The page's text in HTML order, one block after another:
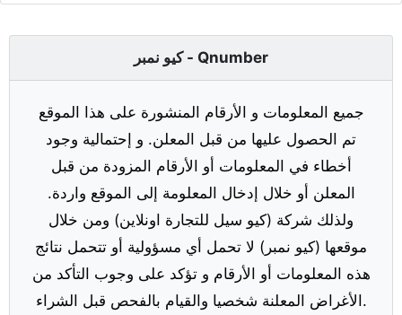
كيو نمبر - Qnumber
جميع المعلومات و الأرقام المنشورة على هذا الموقع
تم الحصول عليها من قبل المعلن. و إحتمالية وجود
أخطاء في المعلومات أو الأرقام المزودة من قبل
المعلن أو خلال إدخال المعلومة إلى الموقع واردة.
ولذلك شركة (كيو سيل للتجارة اونلاين) ومن خلال
موقعها (كيو نمبر) لا تحمل أي مسؤولية أو تتحمل نتائج
هذه المعلومات أو الأرقام و تؤكد على وجوب التأكد من
الأغراض المعلنة شخصيا والقيام بالفحص قبل الشراء.